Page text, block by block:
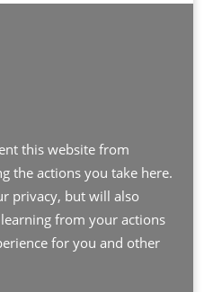
this website from
the actions you take here.
privacy, but will also
from your actions
for you and other